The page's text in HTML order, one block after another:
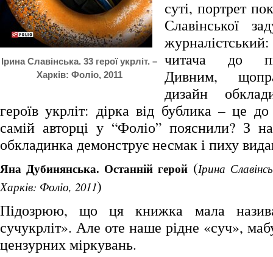
Ірина Славінська. 33 герої укрліт. –
Харків: Фоліо, 2011
суті, портрет
Славінської
журналістський:
читача до
Дивним,
дизайн
героїв укрліт: дірка від бублика – це
самій авторці у “Фоліо” пояснили? З
обкладинка демонструє несмак і пиху
Яна Дубинянська. Останній герой (Ірина
Харків: Фоліо, 2011)
Підозрюю, що ця книжка мала
сучукрліт». Але оте наше рідне «суч»,
цензурних міркувань.